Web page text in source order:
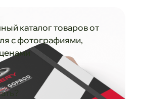
каталог товаров от
с фотографиями,